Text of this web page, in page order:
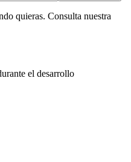
quieras. Consulta nuestra
el desarrollo